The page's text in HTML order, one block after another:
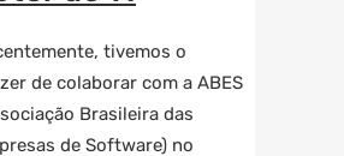
tivemos o
de colaborar com a ABES
Brasileira das
de Software) no